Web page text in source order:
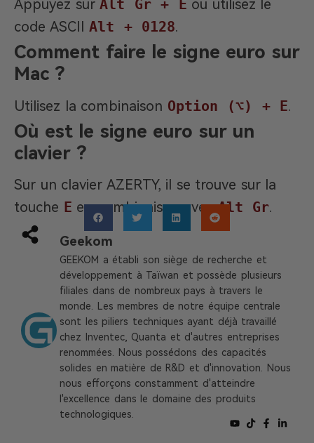
Appuyez sur Alt Gr + E ou utilisez le
code ASCII Alt + 0128.
Comment faire le signe euro sur
Mac ?
Utilisez la combinaison Option (⌥) + E.
Où est le signe euro sur un
clavier ?
Sur un clavier AZERTY, il se trouve sur la
touche E en combinaison avecAlt Gr.
Geekom
GEEKOM a établi son siège de recherche et
développement à Taïwan et possède plusieurs
filiales dans de nombreux pays à travers le
monde. Les membres de notre équipe centrale
sont les piliers techniques ayant déjà travaillé
chez Inventec, Quanta et d'autres entreprises
renommées. Nous possédons des capacités
solides en matière de R&D et d'innovation. Nous
nous efforçons constamment d'atteindre
l'excellence dans le domaine des produits
technologiques.